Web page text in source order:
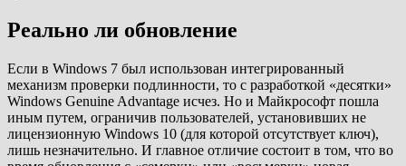
Реально ли обновление
Если в Windows 7 был использован интегрированный
механизм проверки подлинности, то с разработкой «десятки»
Windows Genuine Advantage исчез. Но и Майкрософт пошла
иным путем, ограничив пользователей, установивших не
лицензионную Windows 10 (для которой отсутствует ключ),
лишь незначительно. И главное отличие состоит в том, что во